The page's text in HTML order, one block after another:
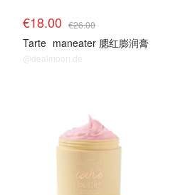
€18.00 €26.00
Tarte maneater 腮红膨润膏
@dealmoon.de